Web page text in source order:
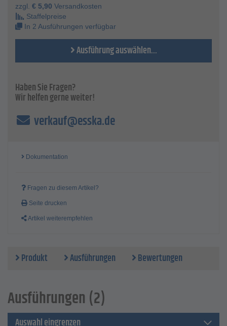
Mechanische Risiken - gemäß EN 388 - Klasse 4121
Abriebfestigkeit -4
Schnittfestigkeit -1
Weitereißwiderstand -2
Durchstichwiderstand - 1
Größen - 7 - 8 - 9 - 10 - 11
zzgl. € 5,90 Versandkosten
Staffelpreise
In 2 Ausführungen verfügbar
Ausführung auswählen...
Haben Sie Fragen?
Wir helfen gerne weiter!
verkauf@esska.de
Dokumentation
Fragen zu diesem Artikel?
Seite drucken
Artikel weiterempfehlen
Produkt Ausführungen Bewertungen
Ausführungen (2)
Auswahl eingrenzen